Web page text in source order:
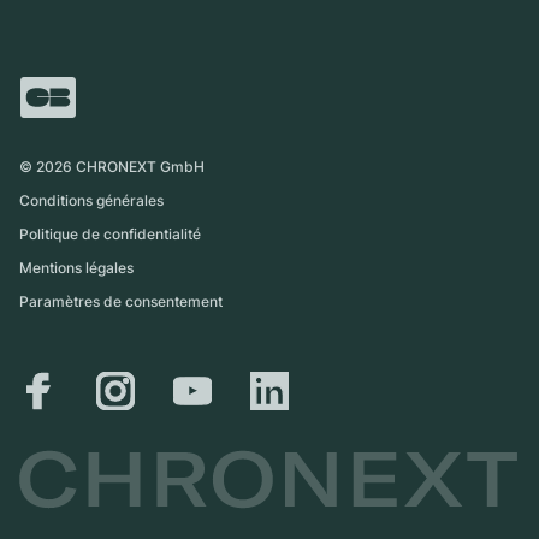
International
Magazine
Retrait sur place
© 2026 CHRONEXT GmbH
Conditions générales
Politique de confidentialité
Mentions légales
Paramètres de consentement